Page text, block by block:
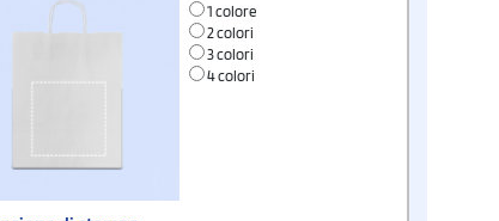
1 colore
2 colori
3 colori
4 colori